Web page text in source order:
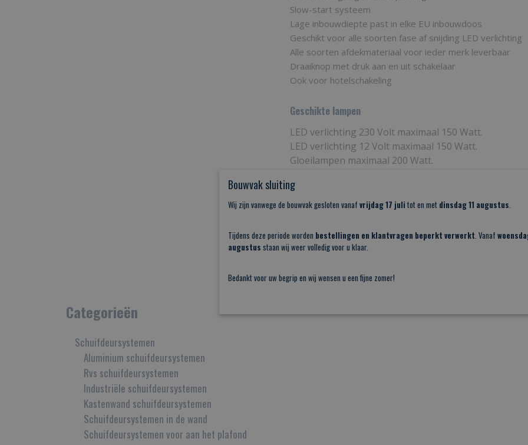
Slow-start systeem
Lage inbouwdiepte past in elke EU inbouwdoos
Geschikt voor alle soorten fase af snijding LED verlichting
Alle soorten afdekmateriaal voor ieder merk leverbaar
Draaiknop met druk aan en uit schakelaar
Ook voor hotelschakeling
Geschikte lampen
LED verlichting 230 Volt maximaal 150 Watt.
LED verlichting 12 Volt maximaal 150 Watt.
Gloeilampen maximaal 200 Watt.
Laagspanning lampen met elektronische trafo
Reacties
Categorieën
Schuifdeursystemen
Aluminium schuifdeursystemen
Rvs schuifdeursystemen
Industriële schuifdeursystemen
Kastenwand schuifdeursystemen
Schuifdeursystemen in de wand
Schuifdeursystemen voor aan het plafond
Bouwvak sluiting
Wij zijn vanwege de bouwvak gesloten vanaf vrijdag 17 juli tot en met dinsdag 11 augustus.
Tijdens deze periode worden bestellingen en klantvragen beperkt verwerkt. Vanaf
augustus staan wij weer volledig voor u klaar.
Bedankt voor uw begrip en wij wensen u een fijne zomer!